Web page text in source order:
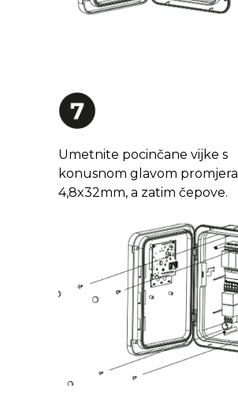
Umetnite pocinčane vijke s
konusnom glavom promjera
4,8x32mm, a zatim čepove.